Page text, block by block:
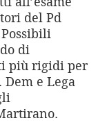
del Pd
di
più rigidi per
e Lega